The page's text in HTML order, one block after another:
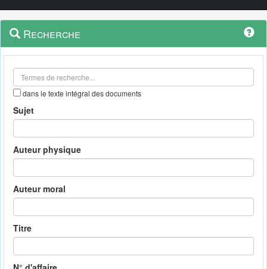
Navigation
outils
Menu
contextuel
Recherche
dans le texte intégral des documents
Sujet
Auteur physique
Auteur moral
Titre